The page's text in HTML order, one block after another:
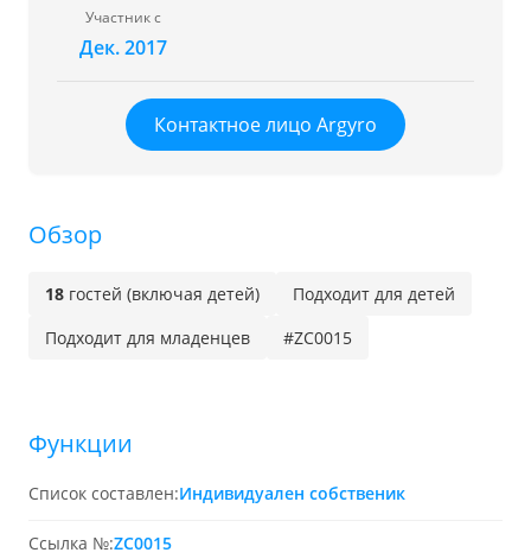
Участник с
Дек. 2017
Контактное лицо Argyro
Обзор
18 гостей (включая детей)
Подходит для детей
Подходит для младенцев
#ZC0015
Функции
Список составлен:Индивидуален собственик
Ссылка №:ZC0015